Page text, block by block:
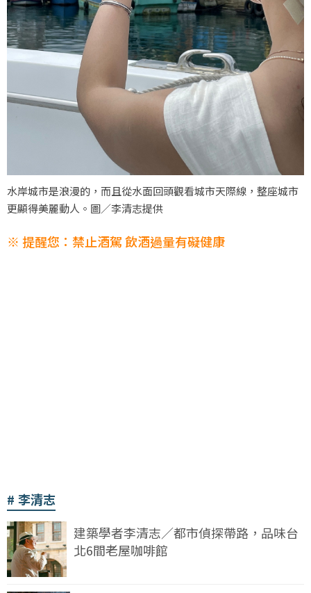
水岸城市是浪漫的，而且從水面回頭觀看城市天際線，整座城市
更顯得美麗動人。圖／李清志提供
※ 提醒您：禁止酒駕 飲酒過量有礙健康
李清志
建築學者李清志／都市偵探帶路，品味台
北6間老屋咖啡館